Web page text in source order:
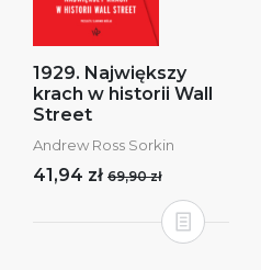
1929. Największy
krach w historii Wall
Street
Andrew Ross Sorkin
41,94 zł 69,90 zł